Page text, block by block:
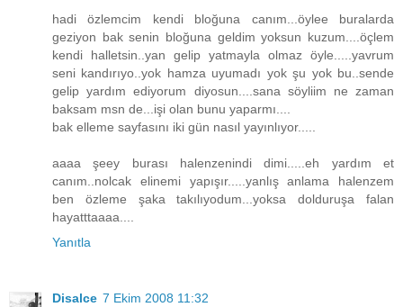
hadi özlemcim kendi bloğuna canım...öylee buralarda
geziyon bak senin bloğuna geldim yoksun kuzum....öçlem
kendi halletsin..yan gelip yatmayla olmaz öyle.....yavrum
seni kandırıyo..yok hamza uyumadı yok şu yok bu..sende
gelip yardım ediyorum diyosun....sana söyliim ne zaman
baksam msn de...işi olan bunu yaparmı....
bak elleme sayfasını iki gün nasıl yayınlıyor.....
aaaa şeey burası halenzenindi dimi.....eh yardım et
canım..nolcak elinemi yapışır.....yanlış anlama halenzem
ben özleme şaka takılıyodum...yoksa dolduruşa falan
hayatttaaaa....
Yanıtla
Disalce 7 Ekim 2008 11:32